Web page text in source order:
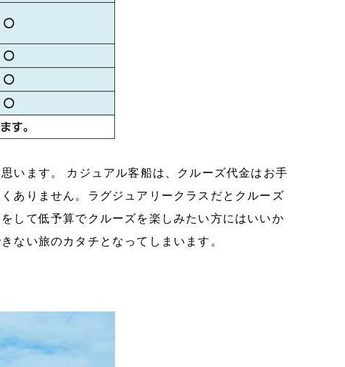
います。 カジュアル客船は、クルーズ代金はお手
ありません。ラグジュアリークラスだとクルーズ
して低予算でクルーズを楽しみたい方にはいいか
ない旅のカタチとなってしまいます。